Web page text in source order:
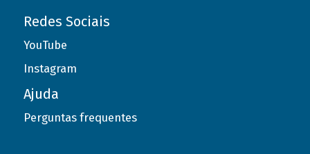
Redes Sociais
YouTube
Instagram
Ajuda
Perguntas frequentes